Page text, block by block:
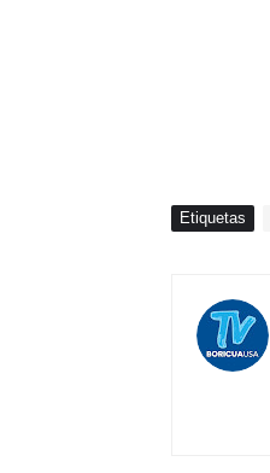
Etiquetas